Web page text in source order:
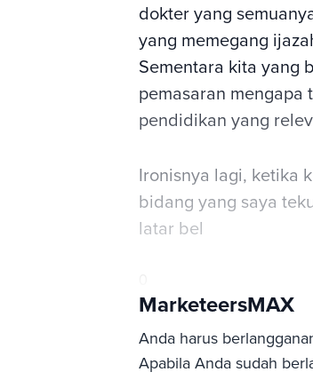
dokter yang
yang memegang
Sementara kita yang
pemasaran
pendidikan yang
Ironisnya lagi, ketika
bidang yang saya
latar bel
MarketeersMAX
Anda harus
Apabila Anda sudah